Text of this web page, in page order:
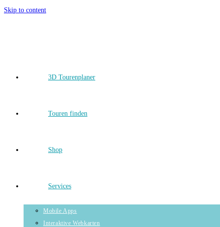
Skip to content
3D Tourenplaner
Touren finden
Shop
Services
Mobile Apps
Interaktive Webkarten